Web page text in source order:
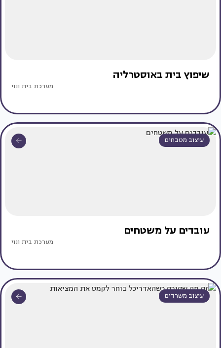
שיפוץ בית באוסטרליה
מערכת בית ונוי
עיצוב מטבחים
עובדים על משטחים
מערכת בית ונוי
עיצוב משרדים